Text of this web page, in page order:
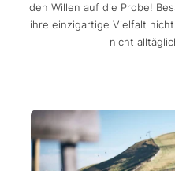
den Willen auf die Probe!
ihre einzigartige Vielfalt
nicht